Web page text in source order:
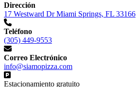
Dirección
17 Westward Dr Miami Springs, FL 33166
Teléfono
(305) 449-9553
Correo Electrónico
info@siamopizza.com
Estacionamiento gratuito